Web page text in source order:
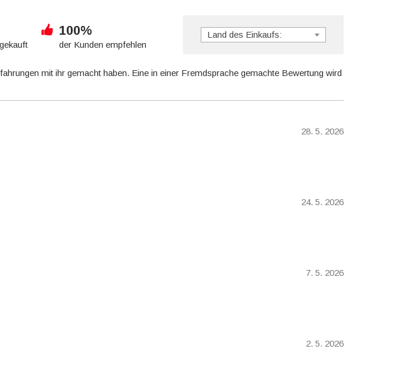
100%
der Kunden empfehlen
Land des Einkaufs:
mit ihr gemacht haben. Eine in einer Fremdsprache gemachte Bewertung wird
28. 5. 2026
24. 5. 2026
7. 5. 2026
2. 5. 2026